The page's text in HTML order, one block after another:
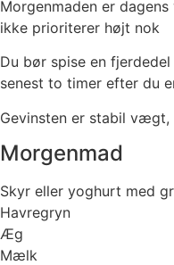
Morgenmaden er
ikke prioriterer højt nok
Du bør spise en
senest to timer efter du
Gevinsten er stabil
Morgenmad
Skyr eller yoghurt med
Havregryn
Æg
Mælk